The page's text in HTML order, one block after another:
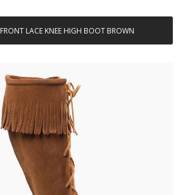
FRONT LACE KNEE HIGH BOOT BROWN